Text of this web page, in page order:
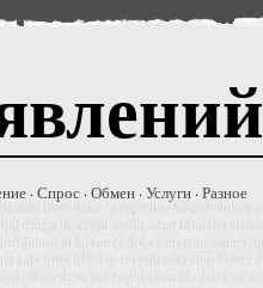
· Спрос · Обмен · Услуги · Разное